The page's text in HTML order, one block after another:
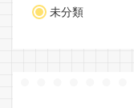
未分類